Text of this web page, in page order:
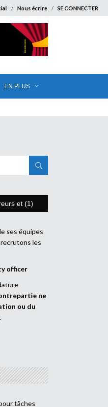
Nous écrire SE CONNECTER
EN PLUS
et (1)
ses équipes
les
officer
ne
ou du
.
tâches